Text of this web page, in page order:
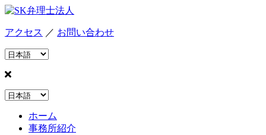
アクセス ／ お問い合わせ
ホーム
事務所紹介